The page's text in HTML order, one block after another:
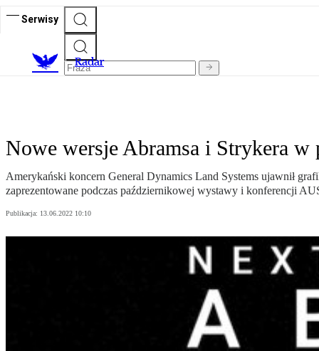
Serwisy
Radar
Nowe wersje Abramsa i Strykera w
Amerykański koncern General Dynamics Land Systems ujawnił
zaprezentowane podczas październikowej wystawy i konferencji
Publikacja: 13.06.2022 10:10